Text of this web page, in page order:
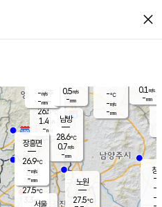
close
양주
26.5℃
1.4
-mm
-℃
-m/s
-mm
창
-
-m/
0.1 m/s
-mm
은평
27.5℃
3.3 m/s
노원
27.5℃
남방
28.6℃
0.7m/s
-mm
장흥면
26.9℃
-m/s
-mm
-m/s
-mm
서울
0.5m/s
-mm